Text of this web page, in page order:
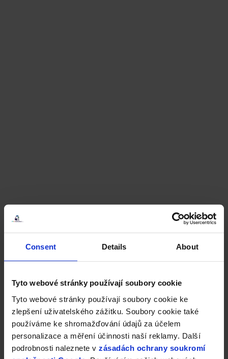
Consent Details About
Tyto webové stránky používají soubory cookie
Tyto webové stránky používají soubory cookie ke
zlepšení uživatelského zážitku. Soubory cookie také
používáme ke shromažďování údajů za účelem
personalizace a měření účinnosti naší reklamy. Další
podrobnosti naleznete v zásadách ochrany soukromí